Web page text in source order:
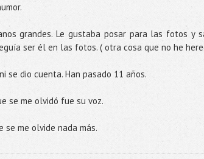
grandes. Le gustaba posar para las fotos y
ser él en las fotos. ( otra cosa que no he
se dio cuenta. Han pasado 11 años.
se me olvidó fue su voz.
se me olvide nada más.